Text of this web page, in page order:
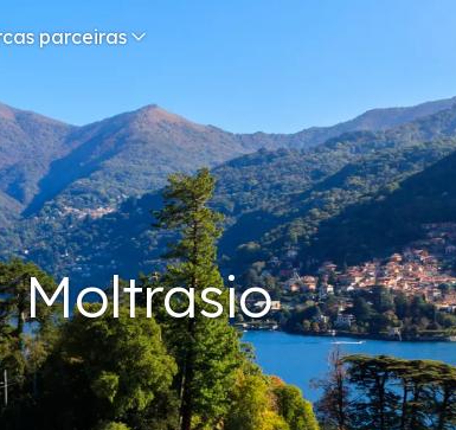
parceiras
Moltrasio